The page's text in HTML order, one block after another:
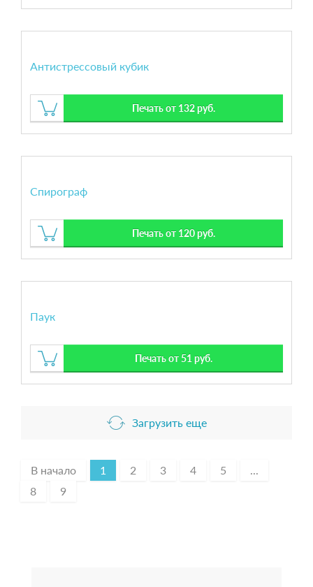
Антистрессовый кубик
Печать от 132 руб.
Спирограф
Печать от 120 руб.
Паук
Печать от 51 руб.
Загрузить еще
В начало 1 2 3 4 5
...
8
9